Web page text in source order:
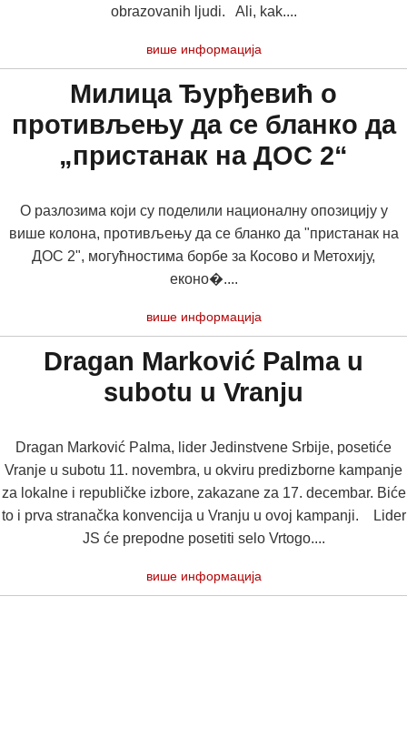
obrazovanih ljudi. Ali, kak....
више информација
Милица Ђурђевић о
противљењу да се бланко да
„пристанак на ДОС 2“
О разлозима који су поделили националну опозицију у
више колона, противљењу да се бланко да "пристанак на
ДОС 2", могућностима борбе за Косово и Метохију,
еконо�....
више информација
Dragan Marković Palma u
subotu u Vranju
Dragan Marković Palma, lider Jedinstvene Srbije, posetiće
Vranje u subotu 11. novembra, u okviru predizborne kampanje
za lokalne i republičke izbore, zakazane za 17. decembar. Biće
to i prva stranačka konvencija u Vranju u ovoj kampanji. Lider
JS će prepodne posetiti selo Vrtogo....
више информација